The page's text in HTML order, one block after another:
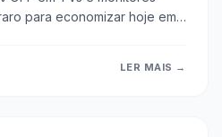
para economizar hoje em
LER MAIS →